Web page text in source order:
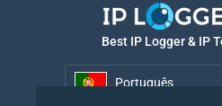
Best IP Logger & IP
Português